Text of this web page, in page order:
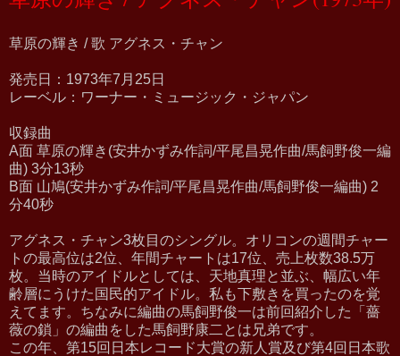
草原の輝き / 歌 アグネス・チャン
発売日：1973年7月25日
レーベル：ワーナー・ミュージック・ジャパン
収録曲
A面 草原の輝き(安井かずみ作詞/平尾昌晃作曲/馬飼野俊一編
曲) 3分13秒
B面 山鳩(安井かずみ作詞/平尾昌晃作曲/馬飼野俊一編曲) 2
分40秒
アグネス・チャン3枚目のシングル。オリコンの週間チャー
トの最高位は2位、年間チャートは17位、売上枚数38.5万
枚。当時のアイドルとしては、天地真理と並ぶ、幅広い年
齢層にうけた国民的アイドル。私も下敷きを買ったのを覚
えてます。ちなみに編曲の馬飼野俊一は前回紹介した「薔
薇の鎖」の編曲をした馬飼野康二とは兄弟です。
この年、第15回日本レコード大賞の新人賞及び第4回日本歌